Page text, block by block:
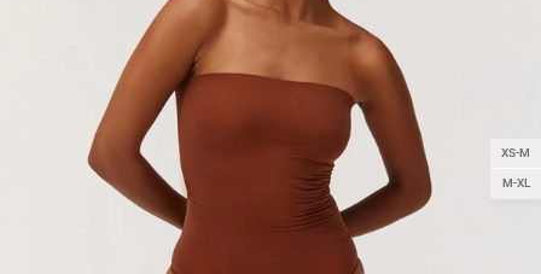
XS-M
M-XL